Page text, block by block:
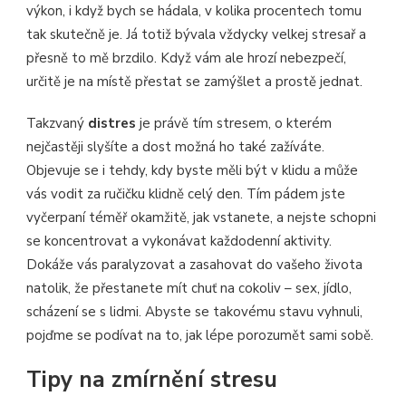
výkon, i když bych se hádala, v kolika procentech tomu
tak skutečně je. Já totiž bývala vždycky velkej stresař a
přesně to mě brzdilo. Když vám ale hrozí nebezpečí,
určitě je na místě přestat se zamýšlet a prostě jednat.
Takzvaný distres je právě tím stresem, o kterém
nejčastěji slyšíte a dost možná ho také zažíváte.
Objevuje se i tehdy, kdy byste měli být v klidu a může
vás vodit za ručičku klidně celý den. Tím pádem jste
vyčerpaní téměř okamžitě, jak vstanete, a nejste schopni
se koncentrovat a vykonávat každodenní aktivity.
Dokáže vás paralyzovat a zasahovat do vašeho života
natolik, že přestanete mít chuť na cokoliv – sex, jídlo,
scházení se s lidmi. Abyste se takovému stavu vyhnuli,
pojďme se podívat na to, jak lépe porozumět sami sobě.
Tipy na zmírnění stresu